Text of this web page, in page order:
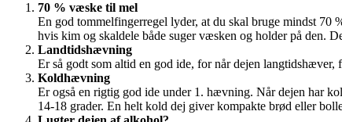
70 % væske til mel
En god tommelfingerregel lyder, at du skal bruge mindst
hvis kim og skaldele både suger væsken og holder på den.
Landtidshævning
Er så godt som altid en god ide, for når dejen
Koldhævning
Er også en rigtig god ide under 1. hævning. Når dejen har
14-18 grader. En helt kold dej giver kompakte brød eller